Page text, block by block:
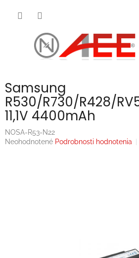
Samsung
R530/R730/R428/
11,1V 4400mAh
NOSA-R53-N22
Priemerné
Neohodnotené Podrobnosti hodnotenia